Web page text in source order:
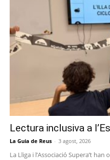
Lectura inclusiva a
La Guia de Reus - 3 agost, 2026
La Lliga i l’Associació Supera’t